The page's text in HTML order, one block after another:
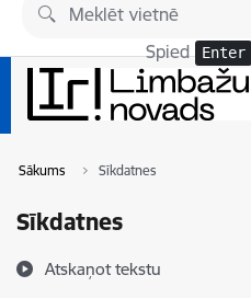
Pāriet uz lapas saturu
Spied Enter
Sākums Sīkdatnes
Sīkdatnes
Atskaņot tekstu